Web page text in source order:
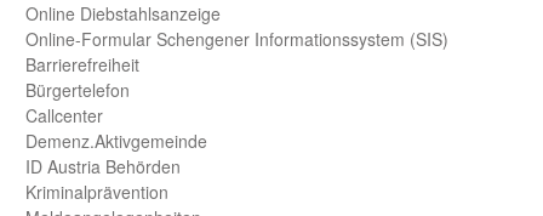
Online Diebstahls­anzeige
Online-Formular Schengener Informationssystem (SIS)
Barriere­freiheit
Bürger­telefon
Call­center
Demenz.Aktiv­gemeinde
ID Austria Behörden
Kriminal­prävention